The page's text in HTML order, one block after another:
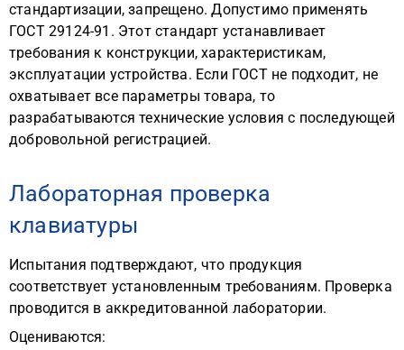
стандартизации, запрещено. Допустимо применять
ГОСТ 29124-91. Этот стандарт устанавливает
требования к конструкции, характеристикам,
эксплуатации устройства. Если ГОСТ не подходит, не
охватывает все параметры товара, то
разрабатываются технические условия с последующей
добровольной регистрацией.
Лабораторная проверка
клавиатуры
Испытания подтверждают, что продукция
соответствует установленным требованиям. Проверка
проводится в аккредитованной лаборатории.
Оцениваются: